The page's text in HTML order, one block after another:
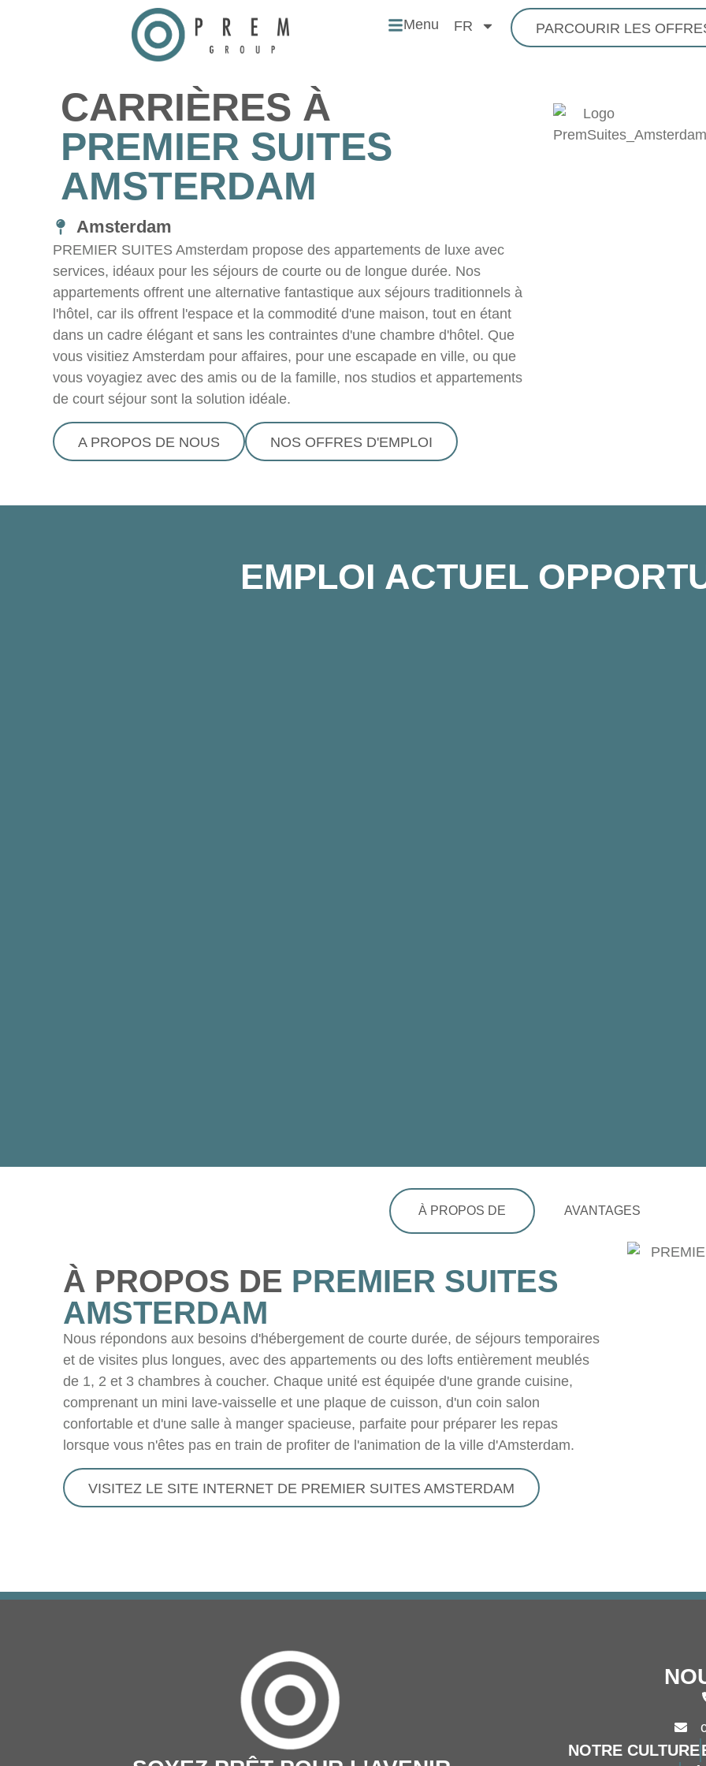
Menu FR PARCOURIR LES
CARRIÈRES À
PREMIER SUITES
AMSTERDAM
Amsterdam
PREMIER SUITES Amsterdam propose des appartements de luxe avec
services, idéaux pour les séjours de courte ou de longue durée. Nos
appartements offrent une alternative fantastique aux séjours traditionnels à
l'hôtel, car ils offrent l'espace et la commodité d'une maison, tout en étant
dans un cadre élégant et sans les contraintes d'une chambre d'hôtel. Que
vous visitiez Amsterdam pour affaires, pour une escapade en ville, ou que
vous voyagiez avec des amis ou de la famille, nos studios et appartements
de court séjour sont la solution idéale.
A PROPOS DE NOUS NOS OFFRES D'EMPLOI
EMPLOI ACTUEL
À PROPOS DE AVANTAGES
À PROPOS DE PREMIER SUITES
AMSTERDAM
Nous répondons aux besoins d'hébergement de courte durée, de séjours temporaires
et de visites plus longues, avec des appartements ou des lofts entièrement meublés
de 1, 2 et 3 chambres à coucher. Chaque unité est équipée d'une grande cuisine,
comprenant un mini lave-vaisselle et une plaque de cuisson, d'un coin salon
confortable et d'une salle à manger spacieuse, parfaite pour préparer les repas
lorsque vous n'êtes pas en train de profiter de l'animation de la ville d'Amsterdam.
VISITEZ LE SITE INTERNET DE PREMIER SUITES AMSTERDAM
NOTRE CULTURE